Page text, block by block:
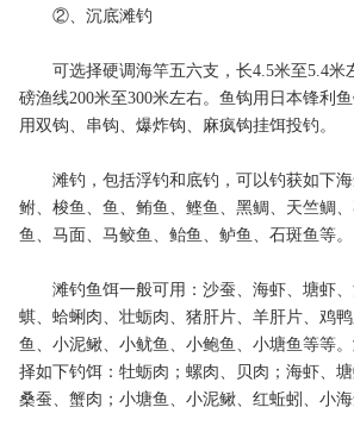
②、沉底滩钓
可选择硬调海竿五六支，长4.5米至5.4米
磅渔线200米至300米左右。鱼钩用日本锋利
用双钩、串钩、爆炸钩、麻疯钩挂饵投钓。
滩钓，包括浮钓和底钓，可以钓获如下海
鲋、梭鱼、鱼、鲔鱼、鲣鱼、黑鲷、天竺鲷
鱼、马面、马鲛鱼、鲐鱼、鲈鱼、石斑鱼等。
滩钓鱼饵一般可用：沙蚕、海虾、塘虾、
蜞、蛤蜊肉、壮蛎肉、猪肝片、羊肝片、鸡
鱼、小泥鳅、小鱿鱼、小鲍鱼、小塘鱼等等
择如下钓饵：牡蛎肉；螺肉、贝肉；海虾、塘
桑蚕、蟹肉；小塘鱼、小泥鳅、红蚯蚓、小海